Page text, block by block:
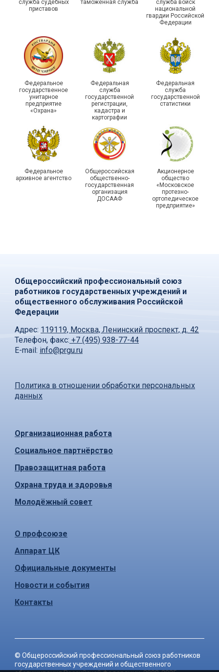
служба судебных
приставов
таможенная служба
служба войск
национальной
гвардии Российской
Федерации
Федеральное
государственное
унитарное
предприятие
«Охрана»
Федеральная
служба
государственной
регистрации,
кадастра и
картографии
Федеральная
служба
государственной
статистики
Федеральное
архивное агентство
Общероссийская
общественно-
государственная
организация
ДОСААФ
Акционерное
общество
«Московское
протезно-
ортопедическое
предприятие»
Общероссийский профессиональный союз
работников государственных учреждений и
общественного обслуживания Российской
Федерации
Адрес: 119119, Москва, Ленинский проспект, д. 42
Телефон, факс: +7 (495) 938-77-44
E-mail: info@prgu.ru
Политика в отношении обработки персональных
данных
Организационная работа
Социальное партнёрство
Правозащитная работа
Охрана труда и здоровья
Молодёжный совет
О профсоюзе
Аппарат ЦК
Официальные документы
Новости и события
Контакты
© Общероссийский профессиональный союз работников
государственных учреждений и общественного